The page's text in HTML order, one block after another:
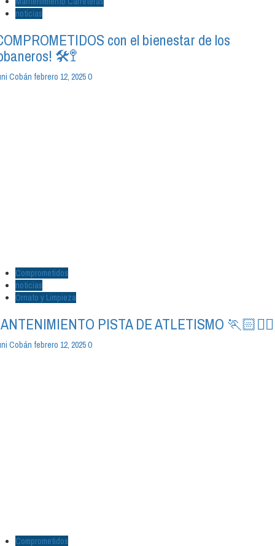
noticias
con el bienestar de los
🛠️🚏
Cobán febrero 12, 20250
Comprometidos
noticias
Ornato y Limpieza
PISTA DE ATLETISMO
Cobán febrero 12, 20250
Comprometidos